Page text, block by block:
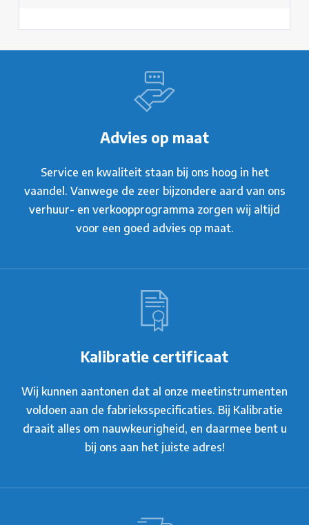
Advies op maat
Service en kwaliteit staan bij ons hoog in het
vaandel. Vanwege de zeer bijzondere aard van ons
verhuur- en verkoopprogramma zorgen wij altijd
voor een goed advies op maat.
Kalibratie certificaat
Wij kunnen aantonen dat al onze meetinstrumenten
voldoen aan de fabrieksspecificaties. Bij Kalibratie
draait alles om nauwkeurigheid, en daarmee bent u
bij ons aan het juiste adres!